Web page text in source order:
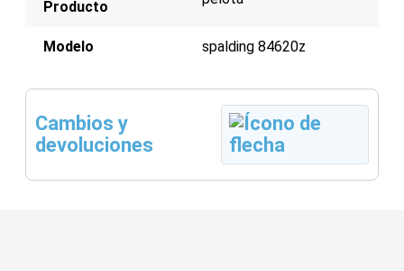
Producto
Modelo spalding 84620z
Cambios y
devoluciones